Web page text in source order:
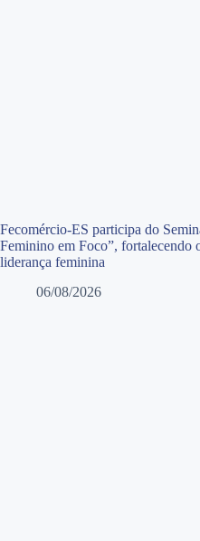
Fecomércio-ES participa do
Feminino em Foco”, fortalecendo
liderança feminina
06/08/2026